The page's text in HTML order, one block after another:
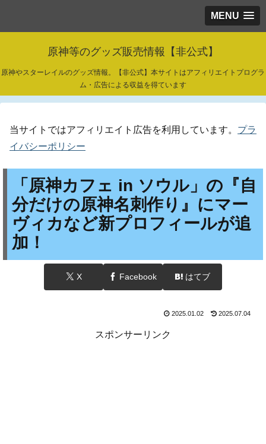
MENU
原神等のグッズ販売情報【非公式】
原神やスターレイルのグッズ情報。【非公式】本サイトはアフィリエイトプログラ
ム・広告による収益を得ています
当サイトではアフィリエイト広告を利用しています。 プラ
イバシーポリシー
「原神カフェ in ソウル」の『自
分だけの原神名刺作り』にマー
ヴィカなど新プロフィールが追
加！
X Facebook はてブ
2025.01.02 2025.07.04
スポンサーリンク